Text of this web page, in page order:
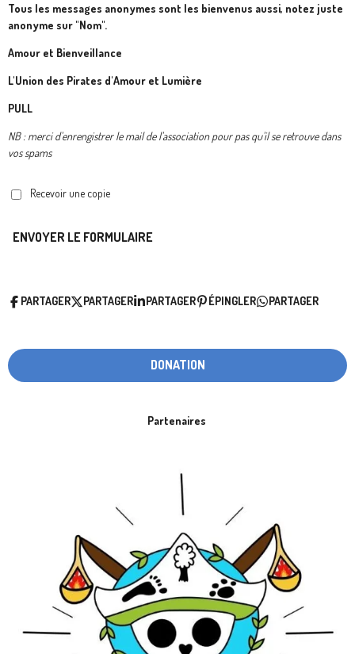
Tous les messages anonymes sont les bienvenus aussi, notez juste
anonyme sur "Nom".
Amour et Bienveillance
L'Union des Pirates d'Amour et Lumière
PULL
NB : merci d'enrengistrer le mail de l'association pour pas qu'il se retrouve dans
vos spams
Recevoir une copie
ENVOYER LE FORMULAIRE
PARTAGER PARTAGER PARTAGER ÉPINGLER PARTAGER
DONATION
Partenaires